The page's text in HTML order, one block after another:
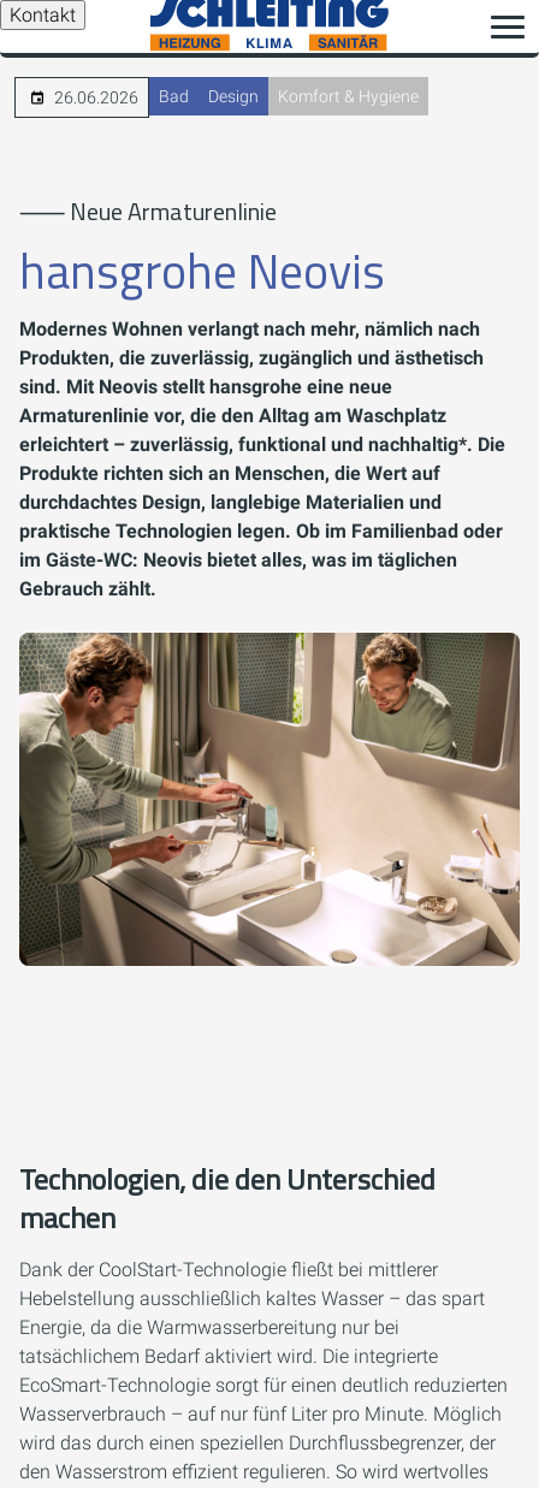
Kontakt
26.06.2026 Bad Design Komfort & Hygiene
⸺ Neue Armaturenlinie
hansgrohe Neovis
Modernes Wohnen verlangt nach mehr, nämlich nach
Produkten, die zuverlässig, zugänglich und ästhetisch
sind. Mit Neovis stellt hansgrohe eine neue
Armaturenlinie vor, die den Alltag am Waschplatz
erleichtert – zuverlässig, funktional und nachhaltig*. Die
Produkte richten sich an Menschen, die Wert auf
durchdachtes Design, langlebige Materialien und
praktische Technologien legen. Ob im Familienbad oder
im Gäste-WC: Neovis bietet alles, was im täglichen
Gebrauch zählt.
Technologien, die den Unterschied
machen
Dank der CoolStart-Technologie fließt bei mittlerer
Hebelstellung ausschließlich kaltes Wasser – das spart
Energie, da die Warmwasserbereitung nur bei
tatsächlichem Bedarf aktiviert wird. Die integrierte
EcoSmart-Technologie sorgt für einen deutlich reduzierten
Wasserverbrauch – auf nur fünf Liter pro Minute. Möglich
wird das durch einen speziellen Durchflussbegrenzer, der
den Wasserstrom effizient regulieren. So wird wertvolles